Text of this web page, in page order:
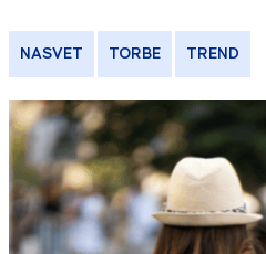
NASVET TORBE TREND